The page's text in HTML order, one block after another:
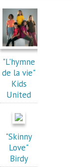
"L'hymne
de la vie"
Kids
United
"Skinny
Love"
Birdy